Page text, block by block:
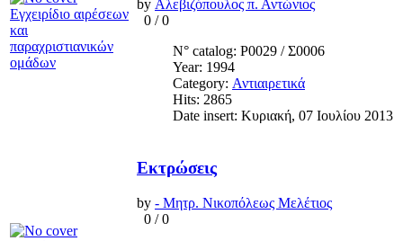
by Αλεβιζόπουλος π. Αντώνιος
0 /0
N° catalog: Ρ0029 / Σ0006
Year: 1994
Category: Αντιαιρετικά
Hits: 2865
Date insert: Κυριακή, 07 Ιουλίου 2013
Εκτρώσεις
by - Μητρ. Νικοπόλεως Μελέτιος
0 /0